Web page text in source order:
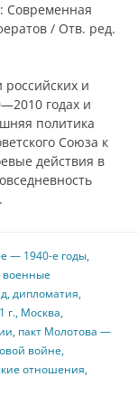
Современная
/ Отв. ред.
и
годах и
политика
Союза к
действия в
— 1940-е годы,
военные
,дипломатия,
г., Москва,
, пакт Молотова —
войне,
отношения,